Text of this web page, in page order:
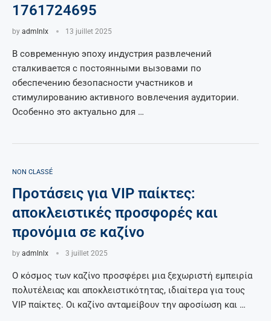
1761724695
by admlnlx 13 juillet 2025
В современную эпоху индустрия развлечений
сталкивается с постоянными вызовами по
обеспечению безопасности участников и
стимулированию активного вовлечения аудитории.
Особенно это актуально для …
NON CLASSÉ
Προτάσεις για VIP παίκτες:
αποκλειστικές προσφορές και
προνόμια σε καζίνο
by admlnlx 3 juillet 2025
Ο κόσμος των καζίνο προσφέρει μια ξεχωριστή εμπειρία
πολυτέλειας και αποκλειστικότητας, ιδιαίτερα για τους
VIP παίκτες. Οι καζίνο ανταμείβουν την αφοσίωση και …